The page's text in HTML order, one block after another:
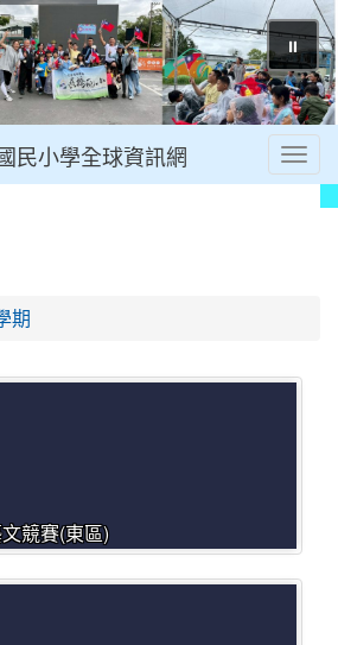
⏸
民小學全球資訊網
期
競賽(東區)